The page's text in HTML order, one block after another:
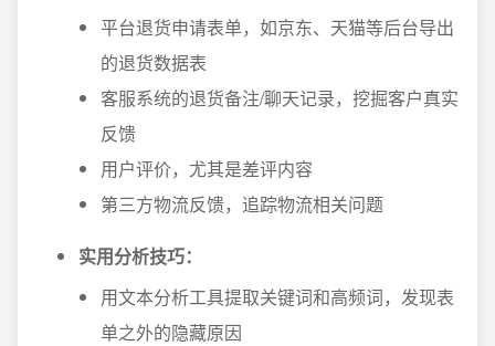
平台退货申请表单，如京东、天猫等后台导出
的退货数据表
客服系统的退货备注/聊天记录，挖掘客户真实
反馈
用户评价，尤其是差评内容
第三方物流反馈，追踪物流相关问题
实用分析技巧：
用文本分析工具提取关键词和高频词，发现表
单之外的隐藏原因